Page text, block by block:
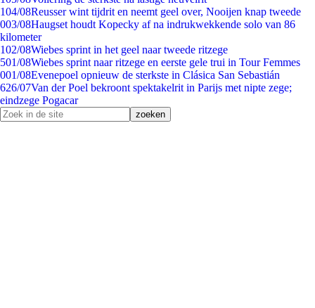
104/08Reusser wint tijdrit en neemt geel over, Nooijen knap tweede
003/08Haugset houdt Kopecky af na indrukwekkende solo van 86
kilometer
102/08Wiebes sprint in het geel naar tweede ritzege
501/08Wiebes sprint naar ritzege en eerste gele trui in Tour Femmes
001/08Evenepoel opnieuw de sterkste in Clásica San Sebastián
626/07Van der Poel bekroont spektakelrit in Parijs met nipte zege;
eindzege Pogacar